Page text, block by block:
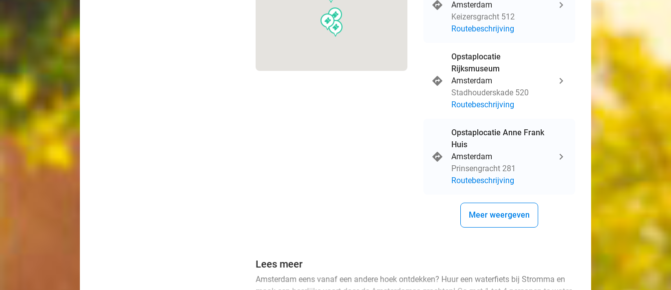
events
events
events
Amsterdam
Keizersgracht 512
Routebeschrijving
Opstaplocatie
Rijksmuseum
Amsterdam
Stadhouderskade 520
Routebeschrijving
Opstaplocatie Anne Frank
Huis
Amsterdam
Prinsengracht 281
Routebeschrijving
Meer weergeven
Lees meer
Amsterdam eens vanaf een andere hoek ontdekken? Huur een waterfiets bij Stromma en